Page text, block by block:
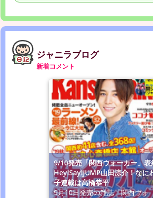
ジャニラブログ
新着コメント
9/10発売「関西ウォーカー」表
Hey!Say!JUMP山田涼介！なに
子連載は高橋恭平
9月10日発売の雑誌「関西ウォ